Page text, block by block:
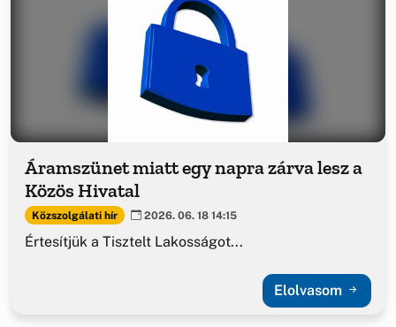
Áramszünet miatt egy napra zárva lesz a
Közös Hivatal
Közszolgálati hír 2026. 06. 18 14:15
Értesítjük a Tisztelt Lakosságot...
Elolvasom